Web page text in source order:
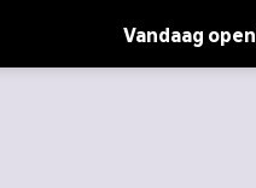
Vandaag open